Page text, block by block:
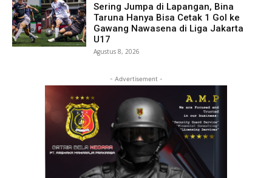
Sering Jumpa di Lapangan, Bina
Taruna Hanya Bisa Cetak 1 Gol ke
Gawang Nawasena di Liga Jakarta
U17
Agustus 8, 2026
- Advertisement -